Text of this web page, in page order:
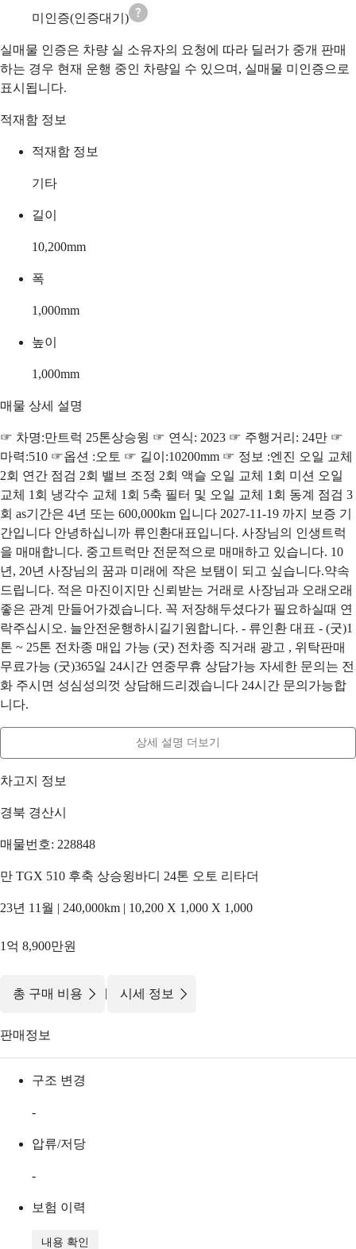
미인증(인증대기)
실매물 인증은 차량 실 소유자의 요청에 따라 딜러가 중개 판매
하는 경우 현재 운행 중인 차량일 수 있으며, 실매물 미인증으로
표시됩니다.
적재함 정보
적재함 정보
기타
길이
10,200mm
폭
1,000mm
높이
1,000mm
매물 상세 설명
☞ 차명:만트럭 25톤상승윙 ☞ 연식: 2023 ☞ 주행거리: 24만 ☞
마력:510 ☞옵션 :오토 ☞ 길이:10200mm ☞ 정보 :엔진 오일 교체
2회 연간 점검 2회 밸브 조정 2회 액슬 오일 교체 1회 미션 오일
교체 1회 냉각수 교체 1회 5축 필터 및 오일 교체 1회 동계 점검 3
회 as기간은 4년 또는 600,000km 입니다 2027-11-19 까지 보증 기
간입니다 안녕하십니까 류인환대표입니다. 사장님의 인생트럭
을 매매합니다. 중고트럭만 전문적으로 매매하고 있습니다. 10
년, 20년 사장님의 꿈과 미래에 작은 보탬이 되고 싶습니다.약속
드립니다. 적은 마진이지만 신뢰받는 거래로 사장님과 오래오래
좋은 관계 만들어가겠습니다. 꼭 저장해두셨다가 필요하실때 연
락주십시오. 늘안전운행하시길기원합니다. - 류인환 대표 - (굿)1
톤 ~ 25톤 전차종 매입 가능 (굿) 전차종 직거래 광고 , 위탁판매
무료가능 (굿)365일 24시간 연중무휴 상담가능 자세한 문의는 전
화 주시면 성심성의껏 상담해드리겠습니다 24시간 문의가능합
니다.
상세 설명 더보기
차고지 정보
경북 경산시
매물번호: 228848
만 TGX 510 후축 상승윙바디 24톤 오토 리타더
23년 11월 | 240,000km | 10,200 X 1,000 X 1,000
1억 8,900만원
총 구매 비용 | 시세 정보
판매정보
구조 변경
-
압류/저당
-
보험 이력
내용 확인